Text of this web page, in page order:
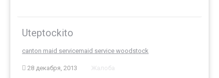
Uteptockito
canton maid servicemaid service woodstock
28 декабря, 2013 Жалоба